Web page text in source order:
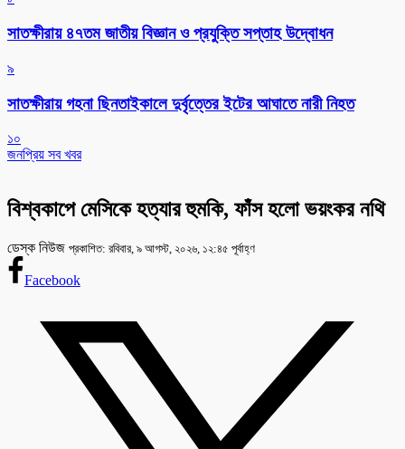
সাতক্ষীরায় ৪৭তম জাতীয় বিজ্ঞান ও প্রযুক্তি সপ্তাহ উদ্বোধন
৯
সাতক্ষীরায় গহনা ছিনতাইকালে দুর্বৃত্তের ইটের আঘাতে নারী নিহত
১০
জনপ্রিয় সব খবর
বিশ্বকাপে মেসিকে হত্যার হুমকি, ফাঁস হলো ভয়ংকর নথি
ডেস্ক নিউজ প্রকাশিত: রবিবার, ৯ আগস্ট, ২০২৬, ১২:৪৫ পূর্বাহ্ণ
Facebook